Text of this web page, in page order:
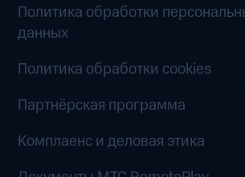
Политика обработки
данных
Политика обработки cookies
Партнёрская программа
Комплаенс и деловая этика